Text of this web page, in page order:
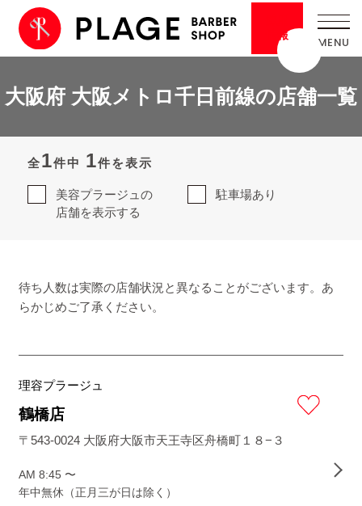
情報
大阪府 大阪メトロ千日前線の店舗一覧
全1件中 1件を表示
美容プラージュの
店舗を表示する
駐車場あり
待ち人数は実際の店舗状況と異なることがございます。あ
らかじめご了承ください。
理容プラージュ
鶴橋店
〒543-0024 大阪府大阪市天王寺区舟橋町１８−３
AM 8:45 〜
年中無休（正月三が日は除く）